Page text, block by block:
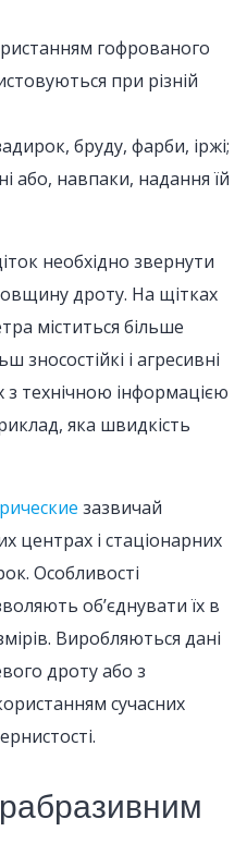
гофрованого
при різній
бруду, фарби, іржі;
або, навпаки, надання їй
необхідно звернути
дроту. На щітках
міститься більше
зносостійкі і агресивні
з технічною інформацією
яка швидкість
зазвичай
центрах і стаціонарних
Особливості
об’єднувати їх в
Виробляються дані
дроту або з
сучасних